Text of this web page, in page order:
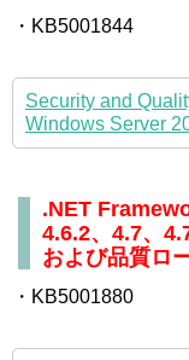
・KB5001844
Security and
Windows Server
.NET
4.6.2、4.7、
および品質ロ
・KB5001880